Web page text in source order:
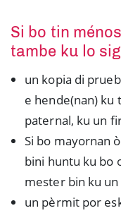
Si bo tin
tambe ku lo
un kopia di
e hende(nan) ku
paternal, ku un
Si bo mayornan
bini huntu ku bo
mester bin ku
un pèrmit por